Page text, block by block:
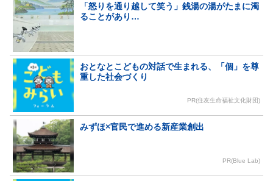
「怒りを通り越して笑う」銭湯の湯がたまに濁
ることがあり…
おとなとこどもの対話で生まれる、「個」を尊
重した社会づくり
PR(住友生命福祉文化財団)
みずほ×官民で進める新産業創出
PR(Blue Lab)